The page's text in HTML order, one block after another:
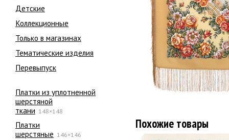
Детские
Коллекционные
Только в магазинах
Тематические изделия
Перевыпуск
Платки из уплотненной
шерстяной
ткани 148×148
Платки
шерстяные 146×146
Похожие товары